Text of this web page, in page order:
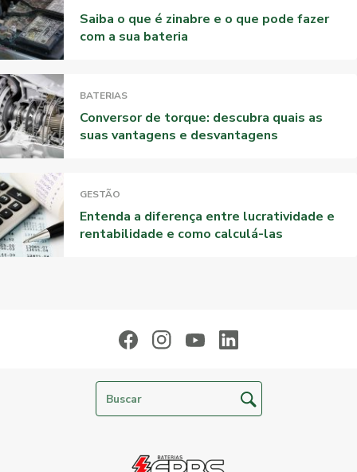
Saiba o que é zinabre e o que pode fazer
com a sua bateria
BATERIAS
Conversor de torque: descubra quais as
suas vantagens e desvantagens
GESTÃO
Entenda a diferença entre lucratividade e
rentabilidade e como calculá-las